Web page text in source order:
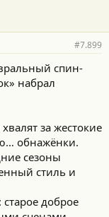
#7.899
спин-
набрал
за жестокие
обнажёнки.
сезоны
стиль и
доброе